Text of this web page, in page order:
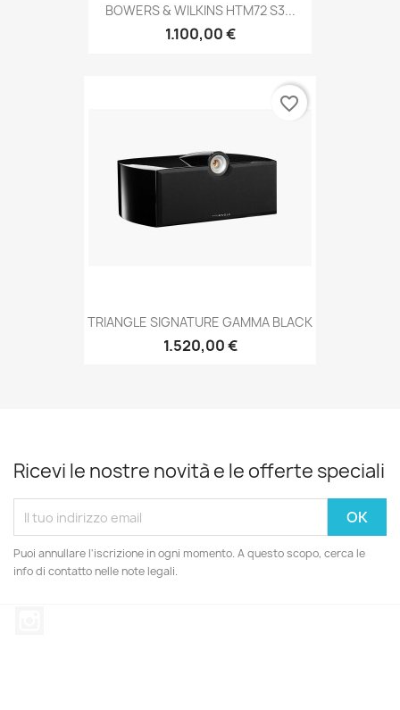
BOWERS & WILKINS HTM72 S3...
1.100,00 €
TRIANGLE SIGNATURE GAMMA BLACK
1.520,00 €
favorite_border
Ricevi le nostre novità e le offerte speciali
Puoi annullare l'iscrizione in ogni momento. A questo scopo, cerca le
info di contatto nelle note legali.